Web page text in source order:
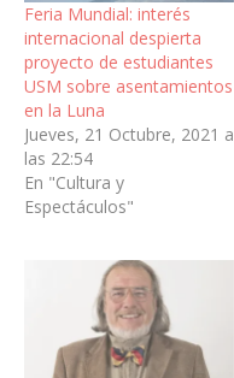
Feria Mundial: interés
internacional despierta
proyecto de estudiantes
USM sobre asentamientos
en la Luna
Jueves, 21 Octubre, 2021 a
las 22:54
En "Cultura y
Espectáculos"